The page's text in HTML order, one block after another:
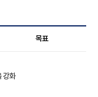
목표
강화